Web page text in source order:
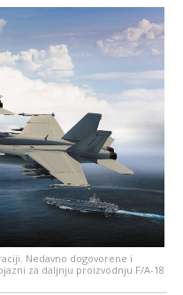
Nedavno dogovorene i
za daljnju proizvodnju F/A-18